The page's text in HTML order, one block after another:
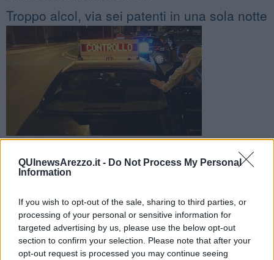
QUInewsArezzo.it - Do Not Process My Personal
Information
If you wish to opt-out of the sale, sharing to third parties, or
processing of your personal or sensitive information for
targeted advertising by us, please use the below opt-out
section to confirm your selection. Please note that after your
opt-out request is processed you may continue seeing
Troppo alcol, via sei patenti in una sola notte
dopo aver bevuto troppo, alcuni sono neo patentati
VALTIBERINA —Alla guida dopo aver alzato troppo il gomito. Un
fenomeno purtroppo diffuso anche nell'Aretino.